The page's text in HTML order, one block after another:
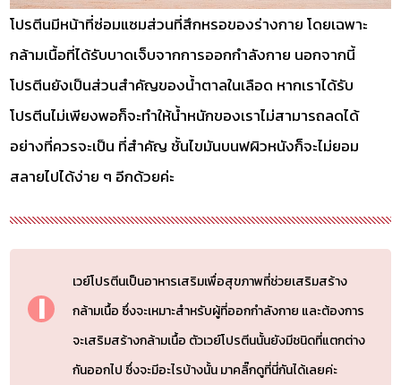
โปรตีนมีหน้าที่ซ่อมแซมส่วนที่สึกหรอของร่างกาย โดยเฉพาะ
กล้ามเนื้อที่ได้รับบาดเจ็บจากการออกกำลังกาย นอกจากนี้
โปรตีนยังเป็นส่วนสำคัญของน้ำตาลในเลือด หากเราได้รับ
โปรตีนไม่เพียงพอก็จะทำให้น้ำหนักของเราไม่สามารถลดได้
อย่างที่ควรจะเป็น ที่สำคัญ ชั้นไขมันบนฟผิวหนังก็จะไม่ยอม
สลายไปได้ง่าย ๆ อีกด้วยค่ะ
เวย์โปรตีนเป็นอาหารเสริมเพื่อสุขภาพที่ช่วยเสริมสร้าง
กล้ามเนื้อ ซึ่งจะเหมาะสำหรับผู้ที่ออกกำลังกาย และต้องการ
จะเสริมสร้างกล้ามเนื้อ ตัวเวย์โปรตีนนั้นยังมีชนิดที่แตกต่าง
กันออกไป ซึ่งจะมีอะไรบ้างนั้น มาคลิ๊กดูที่นี่กันได้เลยค่ะ